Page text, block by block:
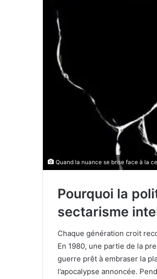
Quand la nuance se brise face à la
Pourquoi la
sectarisme
Chaque génération croit
En 1980, une partie de la
guerre prêt à embraser la
l’apocalypse annoncée.